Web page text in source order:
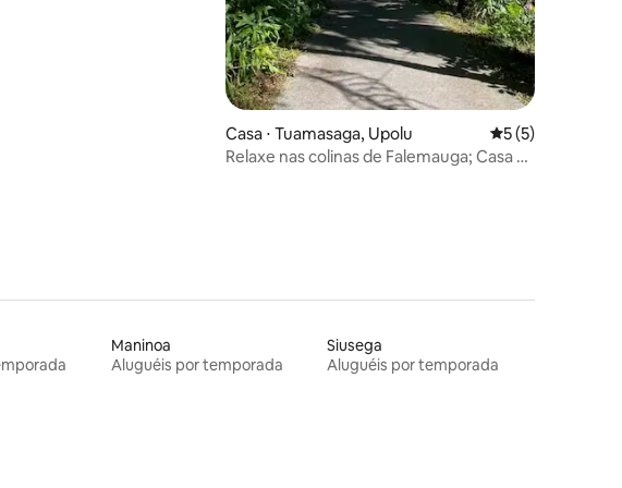
Casa ⋅ Tuamasaga, Upolu 5 de uma
5 (5)
Relaxe nas colinas de Falemauga; Casa e
Maninoa
Aluguéis por temporada
Siusega
Aluguéis por temporada